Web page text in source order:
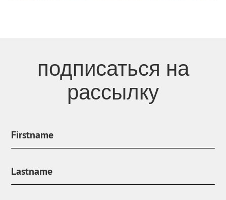
подписаться на
рассылку